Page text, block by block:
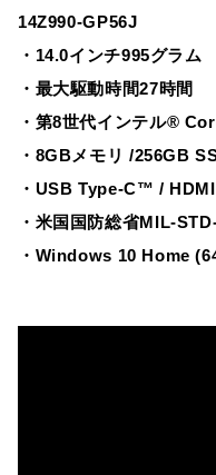
14Z990-GP56J
・14.0インチ995グラム
・最大駆動時間27時間
・第8世代インテル®
・8GBメモリ /256GB
・USB Type-C™ /
・米国国防総省MIL-
・Windows 10 Home